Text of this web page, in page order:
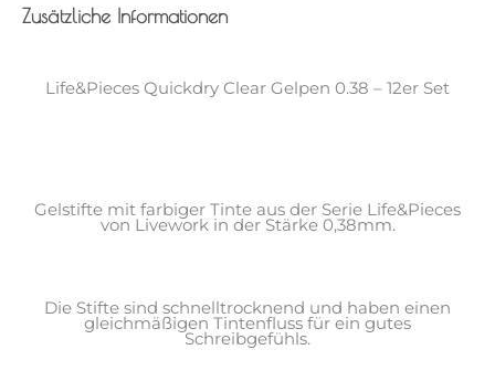
Zusätzliche Informationen
Life&Pieces Quickdry Clear Gelpen 0.38 – 12er Set
Gelstifte mit farbiger Tinte aus der Serie Life&Pieces
von Livework in der Stärke 0,38mm.
Die Stifte sind schnelltrocknend und haben einen
gleichmäßigen Tintenfluss für ein gutes
Schreibgefühls.